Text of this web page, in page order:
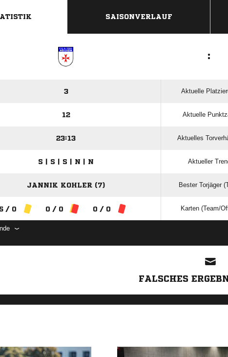
SAISONVERLAUF
:
3 Aktuelle
12 Aktuelle
23:13 Aktuelles
S | S | S | N | N Aktueller
JANNIK KOHLER (7) Bester Torjäger
/ 0 0 / 0 0 / 0 Karten (Team/
FALSCHES